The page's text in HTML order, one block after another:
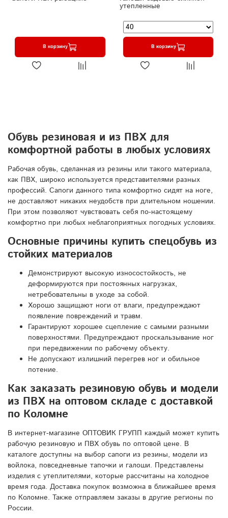
В корзину
утепленные
В корзину
Обувь резиновая и из ПВХ для
комфортной работы в любых условиях
Рабочая обувь, сделанная из резины или такого материала,
как ПВХ, широко используется представителями разных
профессий. Сапоги данного типа комфортно сидят на ноге,
не доставляют никаких неудобств при длительном ношении.
При этом позволяют чувствовать себя по-настоящему
комфортно при любых неблагоприятных погодных условиях.
Основные причины купить спецобувь из
стойких материалов
Демонстрируют высокую износостойкость, не
деформируются при постоянных нагрузках,
нетребовательны в уходе за собой.
Хорошо защищают ноги от влаги, предупреждают
появление повреждений и травм.
Гарантируют хорошее сцепление с самыми разными
поверхностями. Предупреждают проскальзывание ног
при передвижении по рабочему объекту.
Не допускают излишний перегрев ног и обильное
потение.
Как заказать резиновую обувь и модели
из ПВХ на оптовом складе с доставкой
по Коломне
В интернет-магазине ОПТОВИК ГРУПП каждый может купить
рабочую резиновую и ПВХ обувь по оптовой цене. В
каталоге доступны на выбор сапоги из резины, модели из
войлока, повседневные тапочки и галоши. Представлены
изделия с утеплителями, которые рассчитаны на холодное
время года. Доставка покупок возможна в ближайшее время
по Коломне. Также отправляем заказы в другие регионы по
России.